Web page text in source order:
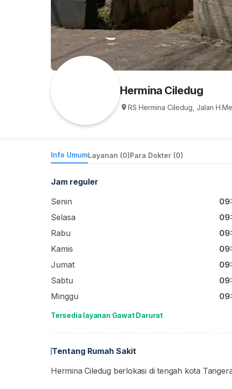
Hermina Ciledug
RS Hermina Ciledug, Jalan
Info UmumLayanan (0)Para Dokter (0)
Jam reguler
Senin
Selasa
Rabu
Kamis
Jumat
Sabtu
Minggu
Tersedia layanan Gawat Darurat
Tentang Rumah Sakit
Hermina Ciledug berlokasi di tengah kota